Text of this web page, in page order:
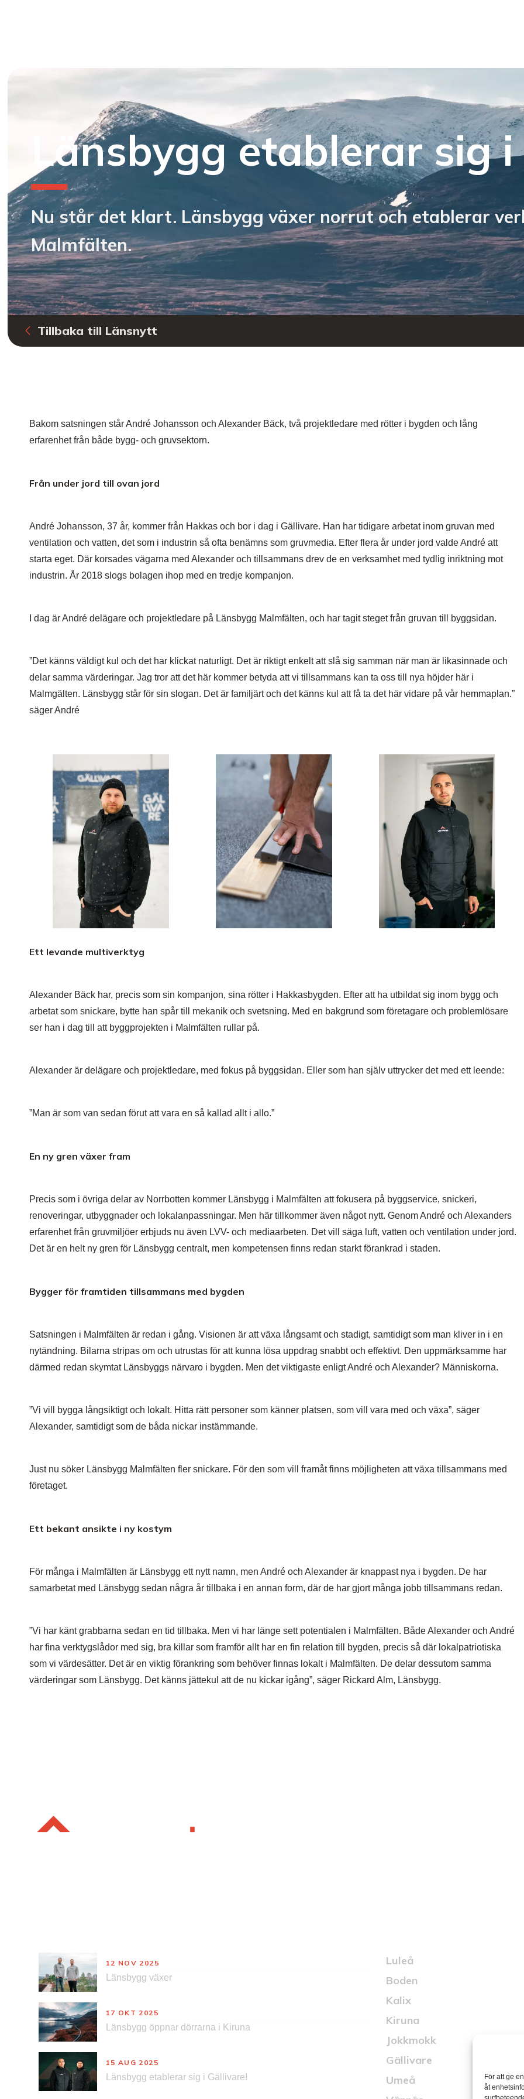
För att ge
åt
Länsbygg etablerar sig
Nu står det klart. Länsbygg växer norrut och etablerar
Malmfälten.
Tillbaka till Länsnytt
Bakom satsningen står André Johansson och Alexander Bäck, två projektledare med rötter i bygden och lång
erfarenhet från både bygg- och gruvsektorn.
Från under jord till ovan jord
André Johansson, 37 år, kommer från Hakkas och bor i dag i Gällivare. Han har tidigare arbetat inom gruvan med
ventilation och vatten, det som i industrin så ofta benämns som gruvmedia. Efter flera år under jord valde André att
starta eget. Där korsades vägarna med Alexander och tillsammans drev de en verksamhet med tydlig inriktning mot
industrin. År 2018 slogs bolagen ihop med en tredje kompanjon.
I dag är André delägare och projektledare på Länsbygg Malmfälten, och har tagit steget från gruvan till byggsidan.
”Det känns väldigt kul och det har klickat naturligt. Det är riktigt enkelt att slå sig samman när man är likasinnade och
delar samma värderingar. Jag tror att det här kommer betyda att vi tillsammans kan ta oss till nya höjder här i
Malmgälten. Länsbygg står för sin slogan. Det är familjärt och det känns kul att få ta det här vidare på vår hemmaplan.”
säger André
Ett levande multiverktyg
Alexander Bäck har, precis som sin kompanjon, sina rötter i Hakkasbygden. Efter att ha utbildat sig inom bygg och
arbetat som snickare, bytte han spår till mekanik och svetsning. Med en bakgrund som företagare och problemlösare
ser han i dag till att byggprojekten i Malmfälten rullar på.
Alexander är delägare och projektledare, med fokus på byggsidan. Eller som han själv uttrycker det med ett leende:
”Man är som van sedan förut att vara en så kallad allt i allo.”
En ny gren växer fram
Precis som i övriga delar av Norrbotten kommer Länsbygg i Malmfälten att fokusera på byggservice, snickeri,
renoveringar, utbyggnader och lokalanpassningar. Men här tillkommer även något nytt. Genom André och Alexanders
erfarenhet från gruvmiljöer erbjuds nu även LVV- och mediaarbeten. Det vill säga luft, vatten och ventilation under jord.
Det är en helt ny gren för Länsbygg centralt, men kompetensen finns redan starkt förankrad i staden.
Bygger för framtiden tillsammans med bygden
Satsningen i Malmfälten är redan i gång. Visionen är att växa långsamt och stadigt, samtidigt som man kliver in i en
nytändning. Bilarna stripas om och utrustas för att kunna lösa uppdrag snabbt och effektivt. Den uppmärksamme har
därmed redan skymtat Länsbyggs närvaro i bygden. Men det viktigaste enligt André och Alexander? Människorna.
”Vi vill bygga långsiktigt och lokalt. Hitta rätt personer som känner platsen, som vill vara med och växa”, säger
Alexander, samtidigt som de båda nickar instämmande.
Just nu söker Länsbygg Malmfälten fler snickare. För den som vill framåt finns möjligheten att växa tillsammans med
företaget.
Ett bekant ansikte i ny kostym
För många i Malmfälten är Länsbygg ett nytt namn, men André och Alexander är knappast nya i bygden. De har
samarbetat med Länsbygg sedan några år tillbaka i en annan form, där de har gjort många jobb tillsammans redan.
”Vi har känt grabbarna sedan en tid tillbaka. Men vi har länge sett potentialen i Malmfälten. Både Alexander och André
har fina verktygslådor med sig, bra killar som framför allt har en fin relation till bygden, precis så där lokalpatriotiska
som vi värdesätter. Det är en viktig förankring som behöver finnas lokalt i Malmfälten. De delar dessutom samma
värderingar som Länsbygg. Det känns jättekul att de nu kickar igång”, säger Rickard Alm, Länsbygg.
12 NOV 2025
Länsbygg växer
17 OKT 2025
Länsbygg öppnar dörrarna i Kiruna
15 AUG 2025
Länsbygg etablerar sig i Gällivare!
Luleå
Boden
Kalix
Kiruna
Jokkmokk
Gällivare
Umeå